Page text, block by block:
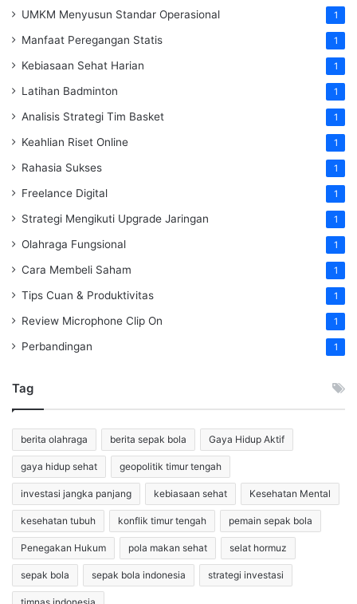
UMKM Menyusun Standar Operasional 1
Manfaat Peregangan Statis 1
Kebiasaan Sehat Harian 1
Latihan Badminton 1
Analisis Strategi Tim Basket 1
Keahlian Riset Online 1
Rahasia Sukses 1
Freelance Digital 1
Strategi Mengikuti Upgrade Jaringan 1
Olahraga Fungsional 1
Cara Membeli Saham 1
Tips Cuan & Produktivitas 1
Review Microphone Clip On 1
Perbandingan 1
Tag
berita olahraga berita sepak bola Gaya Hidup Aktif
gaya hidup sehat geopolitik timur tengah
investasi jangka panjang kebiasaan sehat Kesehatan Mental
kesehatan tubuh konflik timur tengah pemain sepak bola
Penegakan Hukum pola makan sehat selat hormuz
sepak bola sepak bola indonesia strategi investasi